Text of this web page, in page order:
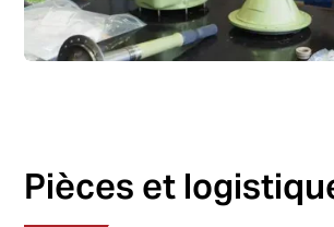
Pièces et